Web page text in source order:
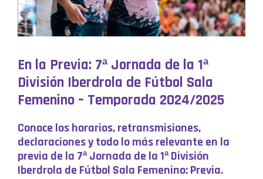
En la Previa: 7ª Jornada de la 1ª
División Iberdrola de Fútbol Sala
Femenino – Temporada 2024/2025
Conoce los horarios, retransmisiones,
declaraciones y todo lo más relevante en la
previa de la 7ª Jornada de la 1ª División
Iberdrola de Fútbol Sala Femenino: Previa.